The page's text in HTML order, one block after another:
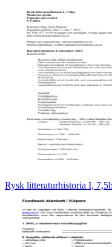
Rysk litteraturhistoria I,